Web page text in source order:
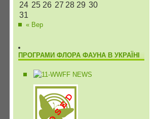
24 25 26 27 28 29 30
31
« Вер
ПРОГРАМИ ФЛОРА ФАУНА В УКРАЇНІ